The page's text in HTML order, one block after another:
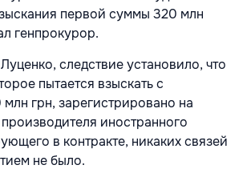
первой суммы 320 млн
генпрокурор.
следствие установило, что
пытается взыскать с
млн грн, зарегистрировано на
иностранного
в контракте, никаких связей
не было.